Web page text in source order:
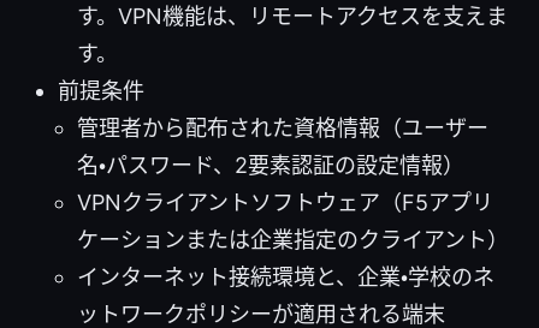
す。VPN機能は、リモートアクセスを支えま
す。
前提条件
管理者から配布された資格情報（ユーザー
名・パスワード、2要素認証の設定情報）
VPNクライアントソフトウェア（F5アプリ
ケーションまたは企業指定のクライアント）
インターネット接続環境と、企業・学校のネ
ットワークポリシーが適用される端末